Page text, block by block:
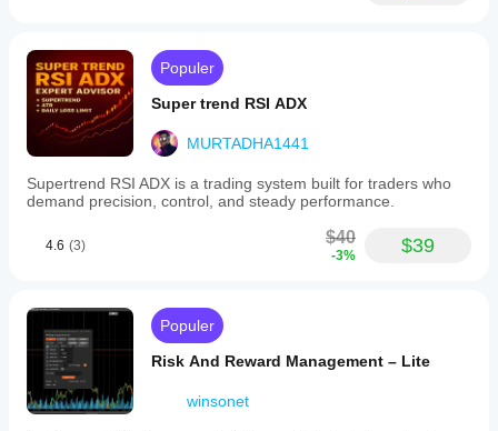
Populer
Super trend RSI ADX
MURTADHA1441
Supertrend RSI ADX is a trading system built for traders who
demand precision, control, and steady performance.
4.6 (3) $40
-3% $39
Populer
Risk And Reward Management – Lite
winsonet